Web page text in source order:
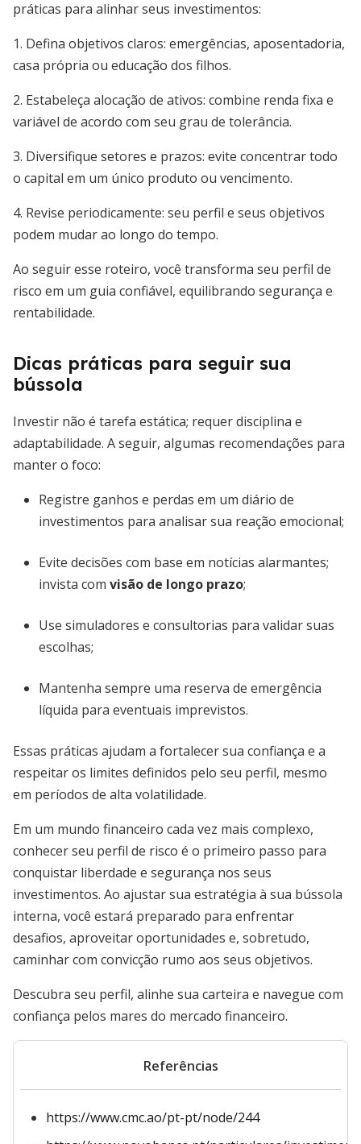
práticas para alinhar seus investimentos:
1. Defina objetivos claros: emergências, aposentadoria,
casa própria ou educação dos filhos.
2. Estabeleça alocação de ativos: combine renda fixa e
variável de acordo com seu grau de tolerância.
3. Diversifique setores e prazos: evite concentrar todo
o capital em um único produto ou vencimento.
4. Revise periodicamente: seu perfil e seus objetivos
podem mudar ao longo do tempo.
Ao seguir esse roteiro, você transforma seu perfil de
risco em um guia confiável, equilibrando segurança e
rentabilidade.
Dicas práticas para seguir sua
bússola
Investir não é tarefa estática; requer disciplina e
adaptabilidade. A seguir, algumas recomendações para
manter o foco:
Registre ganhos e perdas em um diário de
investimentos para analisar sua reação emocional;
Evite decisões com base em notícias alarmantes;
invista com visão de longo prazo;
Use simuladores e consultorias para validar suas
escolhas;
Mantenha sempre uma reserva de emergência
líquida para eventuais imprevistos.
Essas práticas ajudam a fortalecer sua confiança e a
respeitar os limites definidos pelo seu perfil, mesmo
em períodos de alta volatilidade.
Em um mundo financeiro cada vez mais complexo,
conhecer seu perfil de risco é o primeiro passo para
conquistar liberdade e segurança nos seus
investimentos. Ao ajustar sua estratégia à sua bússola
interna, você estará preparado para enfrentar
desafios, aproveitar oportunidades e, sobretudo,
caminhar com convicção rumo aos seus objetivos.
Descubra seu perfil, alinhe sua carteira e navegue com
confiança pelos mares do mercado financeiro.
Referências
https://www.cmc.ao/pt-pt/node/244